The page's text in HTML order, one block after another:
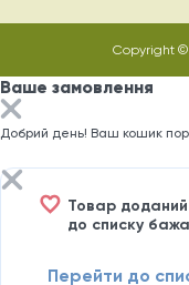
Copyright ©
Ваше замовлення
Добрий день! Ваш кошик
Товар доданий
до списку
Перейти до